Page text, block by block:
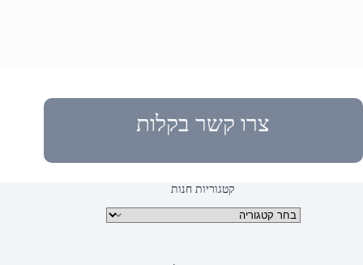
צרו קשר בקלות
קטגוריות חנות
קטגוריות מוצרים